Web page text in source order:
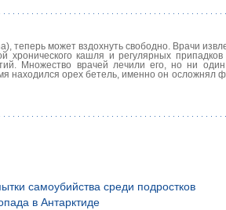
может вздохнуть свободно. Врачи
хронического кашля и регулярных
Множество врачей лечили его, но ни
находился орех бетель, именно он осложнял
самоубийства среди подростков
в Антарктиде